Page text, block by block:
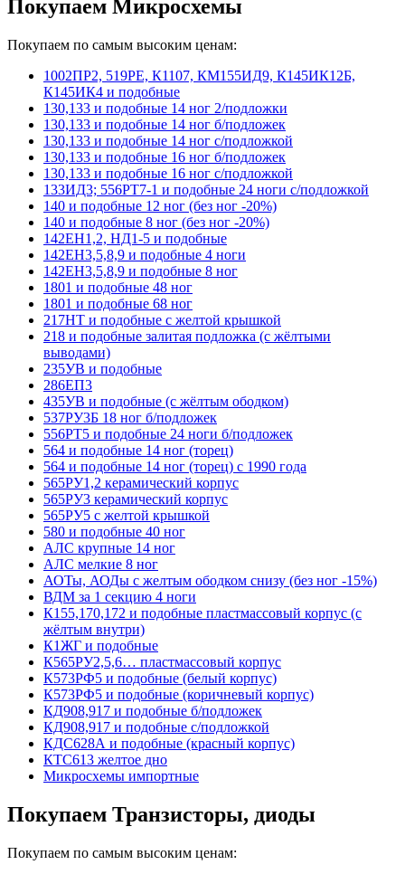
Покупаем Микросхемы
Покупаем по самым высоким ценам:
1002ПР2, 519РЕ, К1107, КМ155ИД9, К145ИК12Б,
К145ИК4 и подобные
130,133 и подобные 14 ног 2/подложки
130,133 и подобные 14 ног б/подложек
130,133 и подобные 14 ног с/подложкой
130,133 и подобные 16 ног б/подложек
130,133 и подобные 16 ног с/подложкой
133ИД3; 556РТ7-1 и подобные 24 ноги с/подложкой
140 и подобные 12 ног (без ног -20%)
140 и подобные 8 ног (без ног -20%)
142ЕН1,2, НД1-5 и подобные
142ЕН3,5,8,9 и подобные 4 ноги
142ЕН3,5,8,9 и подобные 8 ног
1801 и подобные 48 ног
1801 и подобные 68 ног
217НТ и подобные с желтой крышкой
218 и подобные залитая подложка (с жёлтыми
выводами)
235УВ и подобные
286ЕП3
435УВ и подобные (с жёлтым ободком)
537РУ3Б 18 ног б/подложек
556РТ5 и подобные 24 ноги б/подложек
564 и подобные 14 ног (торец)
564 и подобные 14 ног (торец) с 1990 года
565РУ1,2 керамический корпус
565РУ3 керамический корпус
565РУ5 с желтой крышкой
580 и подобные 40 ног
АЛС крупные 14 ног
АЛС мелкие 8 ног
АОТы, АОДы с желтым ободком снизу (без ног -15%)
ВДМ за 1 секцию 4 ноги
К155,170,172 и подобные пластмассовый корпус (с
жёлтым внутри)
К1ЖГ и подобные
К565РУ2,5,6… пластмассовый корпус
К573РФ5 и подобные (белый корпус)
К573РФ5 и подобные (коричневый корпус)
КД908,917 и подобные б/подложек
КД908,917 и подобные с/подложкой
КДС628А и подобные (красный корпус)
КТС613 желтое дно
Микросхемы импортные
Покупаем Транзисторы, диоды
Покупаем по самым высоким ценам: